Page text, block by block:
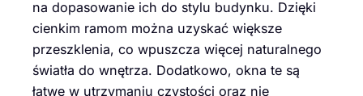
na dopasowanie ich do stylu budynku. Dzięki
cienkim ramom można uzyskać większe
przeszklenia, co wpuszcza więcej naturalnego
światła do wnętrza. Dodatkowo, okna te są
łatwe w utrzymaniu czystości oraz nie